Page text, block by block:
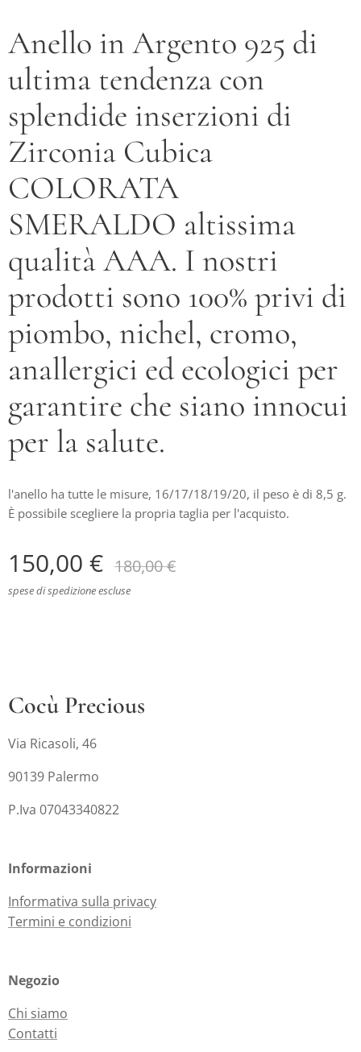
Anello in Argento 925 di
ultima tendenza con
splendide inserzioni di
Zirconia Cubica
COLORATA
SMERALDO altissima
qualità AAA. I nostri
prodotti sono 100% privi di
piombo, nichel, cromo,
anallergici ed ecologici per
garantire che siano innocui
per la salute.
l'anello ha tutte le misure, 16/17/18/19/20, il peso è di 8,5 g.
È possibile scegliere la propria taglia per l'acquisto.
150,00 € 180,00€
spese di spedizione escluse
Cocù Precious
Via Ricasoli, 46
90139 Palermo
P.Iva 07043340822
Informazioni
Informativa sulla privacy
Termini e condizioni
Negozio
Chi siamo
Contatti